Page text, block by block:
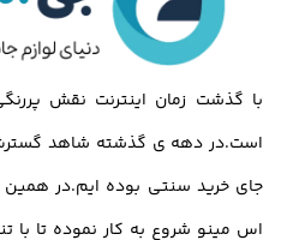
با گذشت زمان اینترنت نقش
است.در دهه ی گذشته شاهد
جای خرید سنتی بوده ایم.در همین
اس مینو شروع به کار نموده تا با